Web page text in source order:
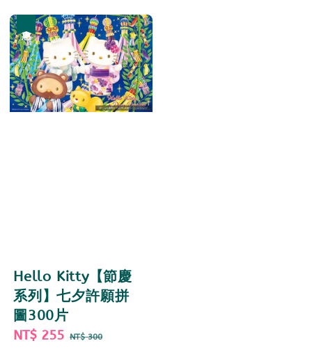
Hello Kitty【節慶
系列】七夕許願拼
圖300片
Sale
NT$ 255 Regular
NT$ 300